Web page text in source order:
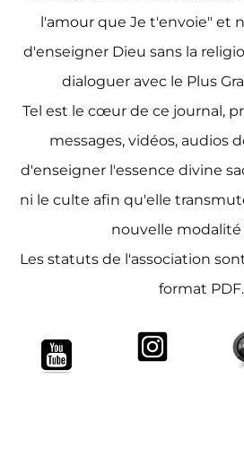
l'amour que Je t'envoie" et
d'enseigner Dieu sans la
dialoguer avec le Plus
Tel est le cœur de ce journal,
messages, vidéos, audios
d'enseigner l'essence divine
ni le culte afin qu'elle
nouvelle modalité
Les statuts de l'association
format PDF.